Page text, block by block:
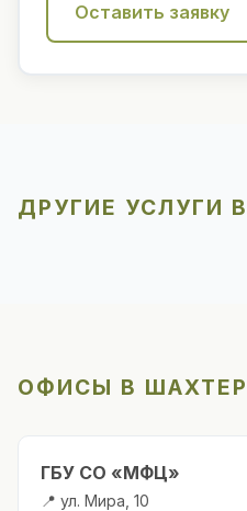
Оставить заявку
ДРУГИЕ УСЛУГИ
ОФИСЫ В
ГБУ СО «МФЦ»
📍 ул. Мира, 10